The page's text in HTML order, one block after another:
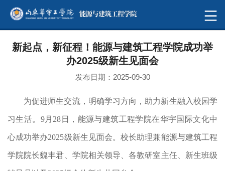
新起点，新征程！能源与建筑工程学院成功举
办2025级新生见面会
发布日期：2025-09-30
为促进师生交流，明确学习方向，助力新生融入校园学
习生活。9月28日，能源与建筑工程学院在华宇国际文化中
心成功举办2025级新生见面会。校长助理兼能源与建筑工程
学院院长魏丰君、学院相关领导、各教研室主任、新生班级